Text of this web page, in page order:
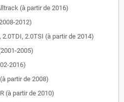
(à partir de 2016)
2012)
2.0TSI (à partir de 2014)
2005)
2016)
partir de 2008)
(à partir de 2010)